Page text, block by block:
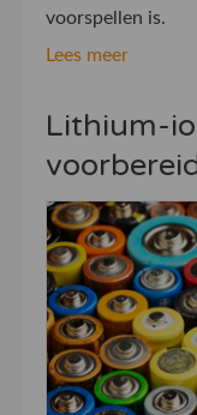
voorspellen is.
Lees meer
Lithium-